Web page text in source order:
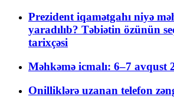
Prezident iqamətgahı niyə
yaradılıb? Təbiətin özünün
tarixçəsi
Məhkəmə icmalı: 6–7 avqust
Onilliklərə uzanan telefon